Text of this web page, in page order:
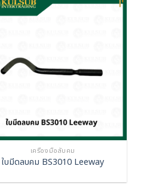
เครื่องมือลับคม
ใบมีดลบคม BS3010 Leeway